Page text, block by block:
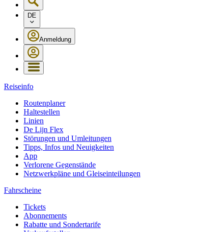
DE
Anmeldung
Reiseinfo
Routenplaner
Haltestellen
Linien
De Lijn Flex
Störungen und Umleitungen
Tipps, Infos und Neuigkeiten
App
Verlorene Gegenstände
Netzwerkpläne und Gleiseinteilungen
Fahrscheine
Tickets
Abonnements
Rabatte und Sondertarife